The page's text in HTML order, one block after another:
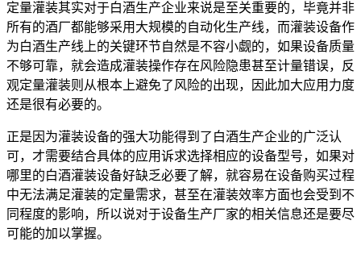
定量灌装其实对于白酒生产企业来说是至关重要的，毕竟并非
所有的酒厂都能够采用大规模的自动化生产线，而灌装设备作
为白酒生产线上的关键环节自然是不容小觑的，如果设备质量
不够可靠，就会造成灌装操作存在风险隐患甚至计量错误，反
观定量灌装则从根本上避免了风险的出现，因此加大应用力度
还是很有必要的。
正是因为灌装设备的强大功能得到了白酒生产企业的广泛认
可，才需要结合具体的应用诉求选择相应的设备型号，如果对
哪里的白酒灌装设备好缺乏必要了解，就容易在设备购买过程
中无法满足灌装的定量需求，甚至在灌装效率方面也会受到不
同程度的影响，所以说对于设备生产厂家的相关信息还是要尽
可能的加以掌握。